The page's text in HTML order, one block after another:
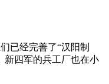
已经完善了“汉阳制
新四军的兵工厂也在小